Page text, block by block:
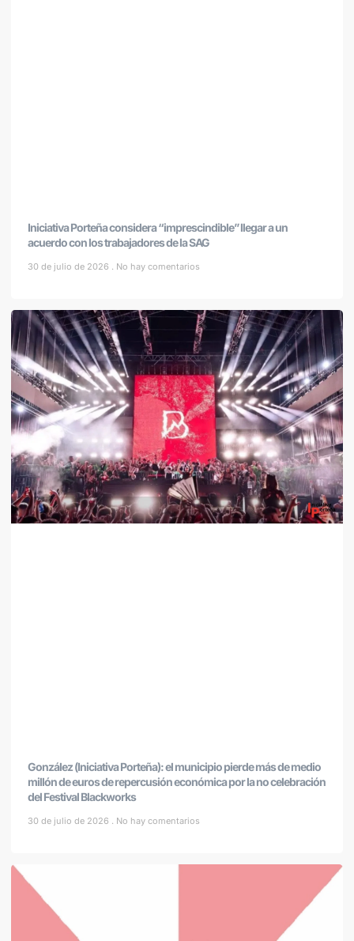
Iniciativa Porteña considera “imprescindible” llegar a un
acuerdo con los trabajadores de la SAG
30 de julio de 2026 No hay comentarios
González (Iniciativa Porteña): el municipio pierde más de medio
millón de euros de repercusión económica por la no celebración
del Festival Blackworks
30 de julio de 2026 No hay comentarios